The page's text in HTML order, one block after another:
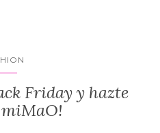
Friday y hazte